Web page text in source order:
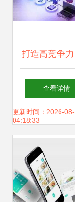
打造高竞争
的关键 网络科
发的战略与
查看详情
更新时间：2026-
04:18:33